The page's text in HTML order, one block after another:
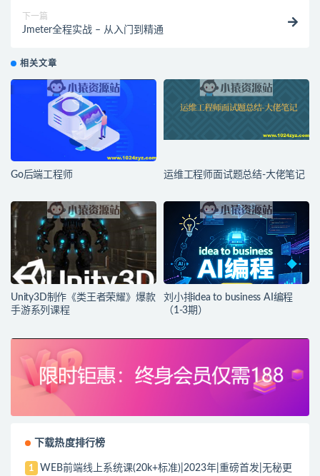
下一篇
Jmeter全程实战 – 从入门到精通
相关文章
Go后端工程师 运维工程师面试题总结-大佬笔记
Unity3D制作《类王者荣耀》爆款
手游系列课程
刘小排idea to business AI编程
（1-3期）
下载热度排行榜
1
WEB前端线上系统课(20k+标准)|2023年|重磅首发|无秘更